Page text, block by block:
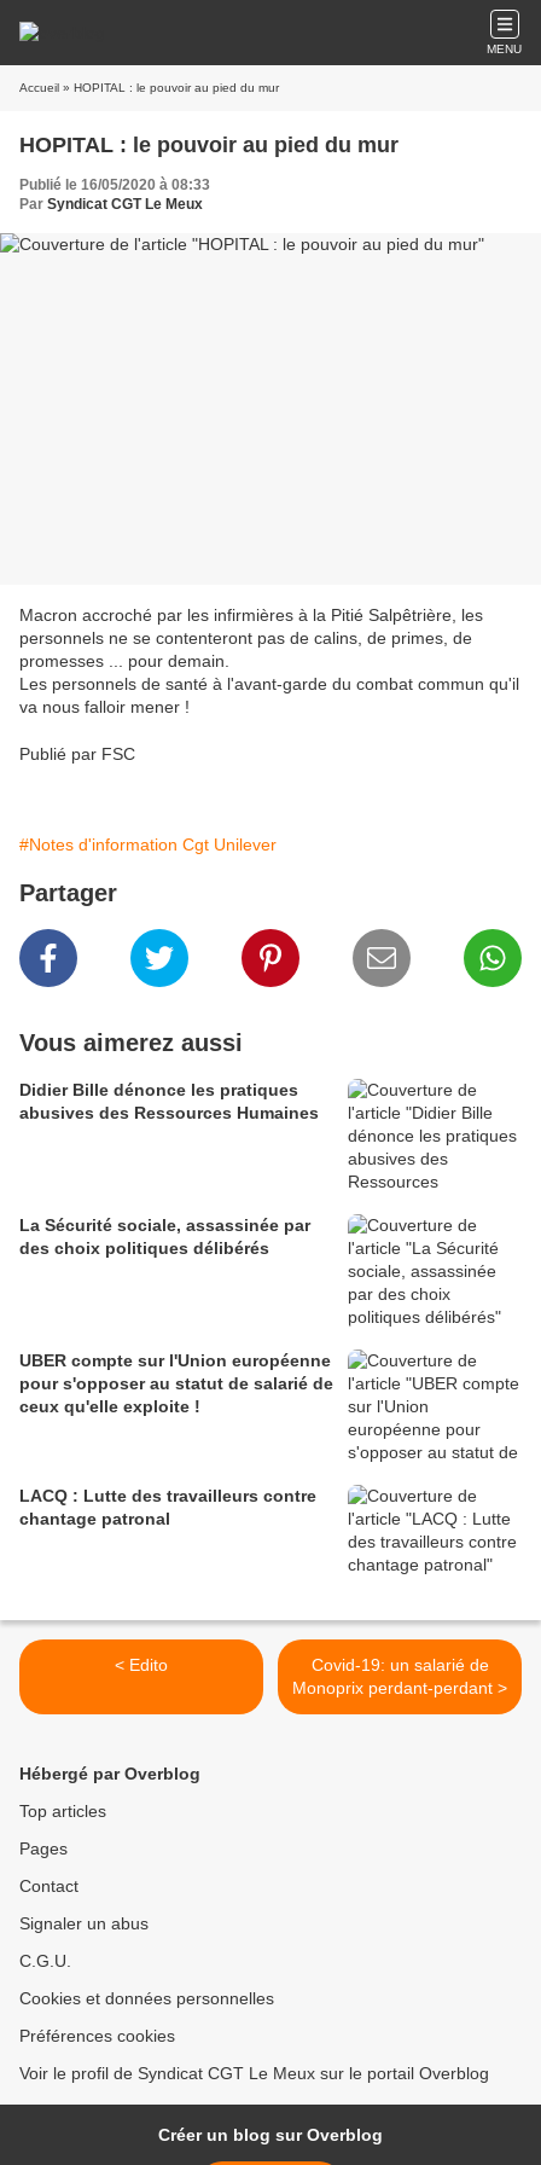
MENU
Accueil » HOPITAL : le pouvoir au pied du mur
HOPITAL : le pouvoir au pied du mur
Publié le 16/05/2020 à 08:33
Par Syndicat CGT Le Meux
Macron accroché par les infirmières à la Pitié Salpêtrière, les
personnels ne se contenteront pas de calins, de primes, de
promesses ... pour demain.
Les personnels de santé à l'avant-garde du combat commun qu'il
va nous falloir mener !
Publié par FSC
#Notes d'information Cgt Unilever
Partager
Vous aimerez aussi
Didier Bille dénonce les pratiques
abusives des Ressources Humaines
La Sécurité sociale, assassinée par
des choix politiques délibérés
UBER compte sur l'Union européenne
pour s'opposer au statut de salarié de
ceux qu'elle exploite !
LACQ : Lutte des travailleurs contre
chantage patronal
< Edito
Covid-19: un salarié de
Monoprix perdant-perdant >
Hébergé par Overblog
Top articles
Pages
Contact
Signaler un abus
C.G.U.
Cookies et données personnelles
Préférences cookies
Voir le profil de Syndicat CGT Le Meux sur le portail Overblog
Créer un blog sur Overblog